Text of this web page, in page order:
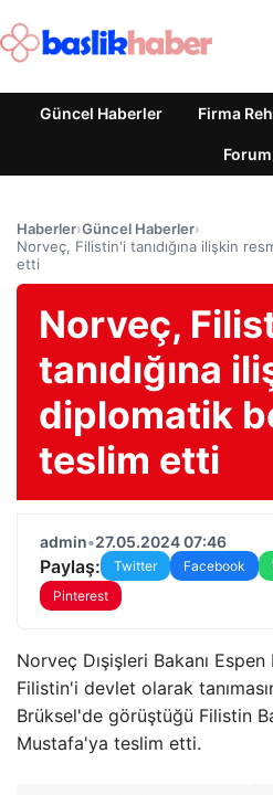
Güncel Haberler Firma
Forum
Haberler›Güncel Haberler›
Norveç, Filistin'i tanıdığına ilişkin
etti
Norveç,
tanıdığına
diplomatik
teslim etti
admin•27.05.2024 07:46
Paylaş: Twitter Facebook
Pinterest
Norveç Dışişleri Bakanı
Filistin'i devlet olarak
Brüksel'de görüştüğü Filistin
Mustafa'ya teslim etti.